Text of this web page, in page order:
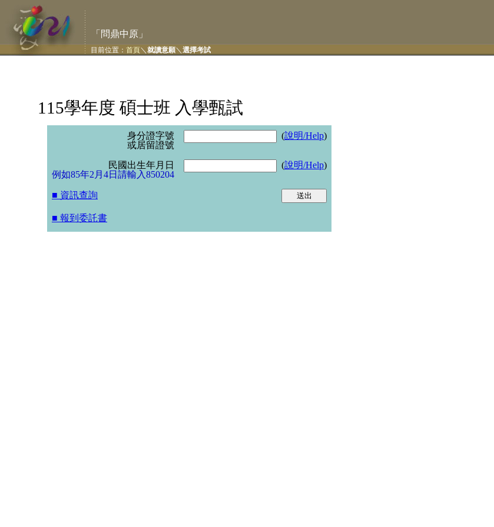
「問鼎中原」
目前位置： 首頁＼ 就讀意願＼ 選擇考試
115學年度 碩士班 入學甄試
身分證字號
或居留證號
(說明/Help)
民國出生年月日
例如85年2月4日請輸入850204
(說明/Help)
■ 資訊查詢
■ 報到委託書